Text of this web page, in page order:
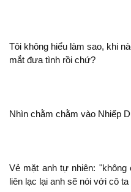
Tôi hiểu làm sao, khi
mắt đưa tình rồi chứ?
Nhìn chằm chằm vào Nhiếp
Vẻ mặt tự nhiên: "
liên lạc lại
với ta